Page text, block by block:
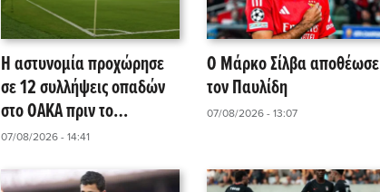
Η αστυνομία προχώρησε
σε 12 συλλήψεις οπαδών
στο ΟΑΚΑ πριν το
Παναθηναϊκός – ΤΣΣΚΑ
07/08/2026 - 14:41
Ο Μάρκο Σίλβα αποθέωσε
τον Παυλίδη
07/08/2026 - 13:07